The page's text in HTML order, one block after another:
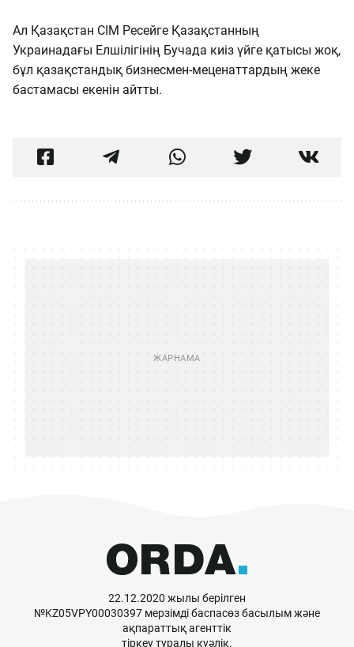
Ал Қазақстан СІМ Ресейге Қазақстанның
Украинадағы Елшілігінің Бучада киіз үйге қатысы жоқ,
бұл қазақстандық бизнесмен-меценаттардың жеке
бастамасы екенін айтты.
22.12.2020 жылы берілген
№KZ05VPY00030397 мерзімді баспасөз басылым және
ақпараттық агенттік
тіркеу туралы куәлік.